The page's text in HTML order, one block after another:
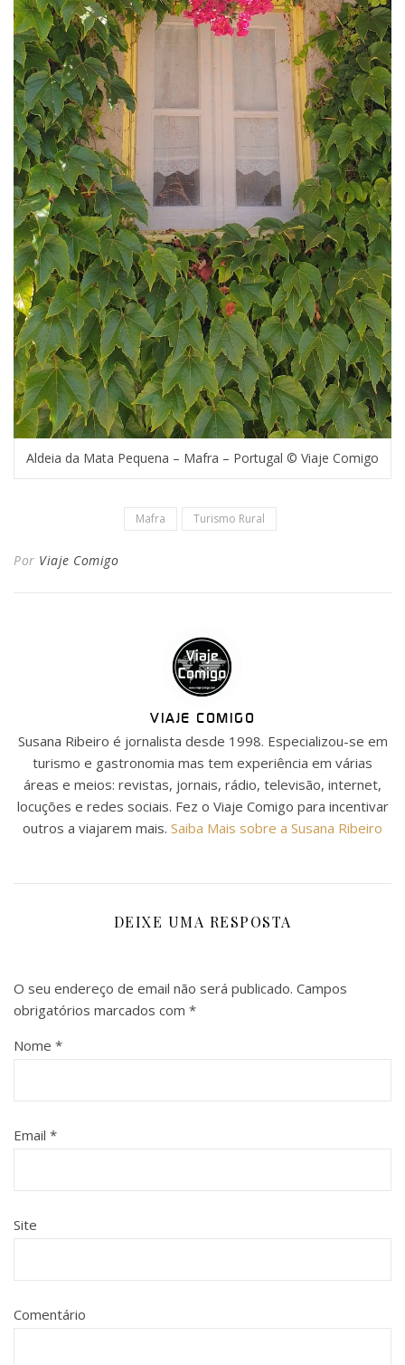
Aldeia da Mata Pequena – Mafra – Portugal © Viaje Comigo
Mafra Turismo Rural
Por Viaje Comigo
VIAJE COMIGO
Susana Ribeiro é jornalista desde 1998. Especializou-se em
turismo e gastronomia mas tem experiência em várias
áreas e meios: revistas, jornais, rádio, televisão, internet,
locuções e redes sociais. Fez o Viaje Comigo para incentivar
outros a viajarem mais. Saiba Mais sobre a Susana Ribeiro
DEIXE UMA RESPOSTA
O seu endereço de email não será publicado. Campos
obrigatórios marcados com *
Nome *
Email *
Site
Comentário